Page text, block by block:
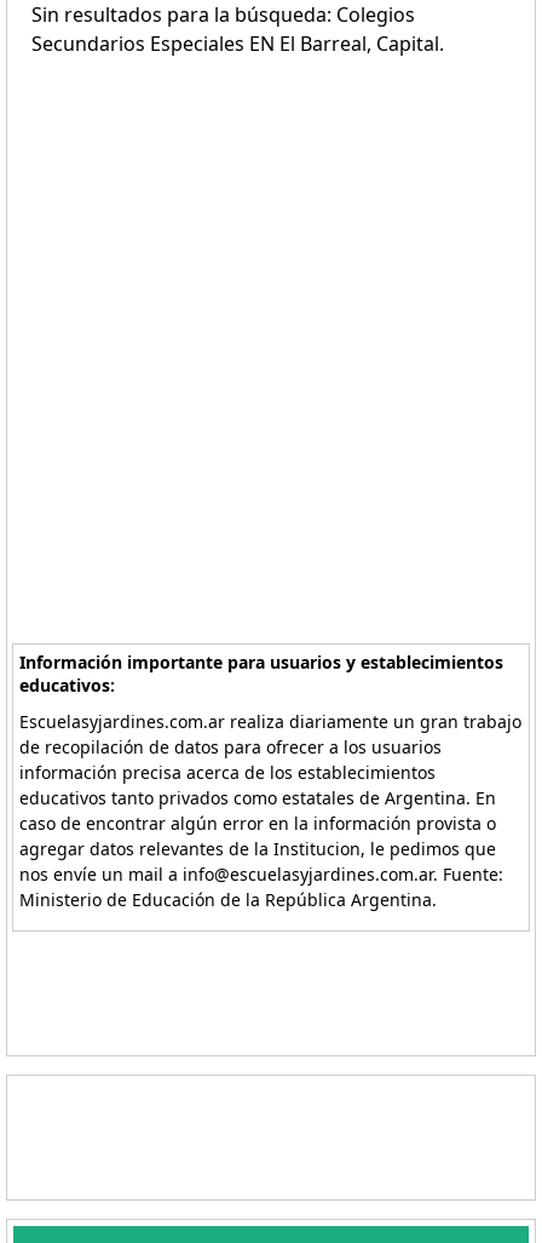
Sin resultados para la búsqueda: Colegios
Secundarios Especiales EN El Barreal, Capital.
Información importante para usuarios y establecimientos
educativos:
Escuelasyjardines.com.ar realiza diariamente un gran trabajo
de recopilación de datos para ofrecer a los usuarios
información precisa acerca de los establecimientos
educativos tanto privados como estatales de Argentina. En
caso de encontrar algún error en la información provista o
agregar datos relevantes de la Institucion, le pedimos que
nos envíe un mail a info@escuelasyjardines.com.ar. Fuente:
Ministerio de Educación de la República Argentina.